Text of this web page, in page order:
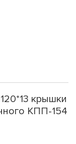
крышки
КПП-154